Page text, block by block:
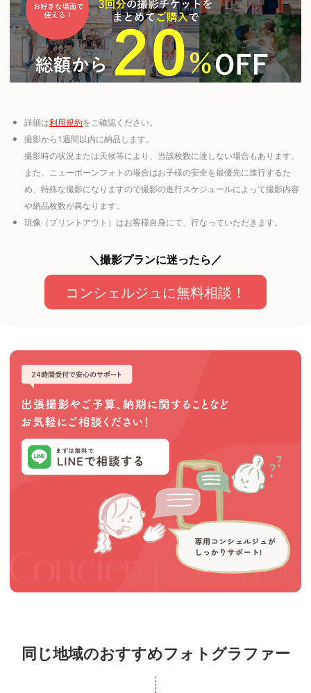
詳細は利用規約をご確認ください。
撮影から1週間以内に納品します。
撮影時の状況または天候等により、当該枚数に達しない場合もあります。
また、ニューボーンフォトの場合はお子様の安全を最優先に進行するた
め、特殊な撮影になりますので撮影の進行スケジュールによって撮影内容
や納品枚数が異なります。
現像（プリントアウト）はお客様自身にて、行なっていただきます。
＼撮影プランに迷ったら／
コンシェルジュに無料相談！
同じ地域のおすすめフォトグラファー